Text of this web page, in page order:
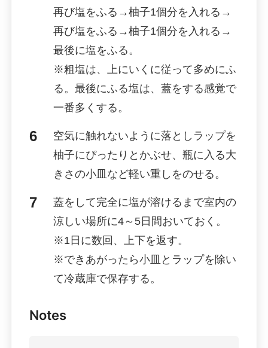
再び塩をふる→柚子1個分を入れる→
再び塩をふる→柚子1個分を入れる→
最後に塩をふる。
※粗塩は、上にいくに従って多めにふ
る。最後にふる塩は、蓋をする感覚で
一番多くする。
空気に触れないように落としラップを
柚子にぴったりとかぶせ、瓶に入る大
きさの小皿など軽い重しをのせる。
蓋をして完全に塩が溶けるまで室内の
涼しい場所に4～5日間おいておく。
※1日に数回、上下を返す。
※できあがったら小皿とラップを除い
て冷蔵庫で保存する。
Notes